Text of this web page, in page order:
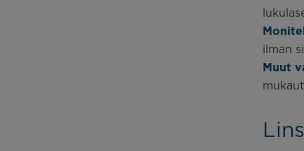
ilman
Muut